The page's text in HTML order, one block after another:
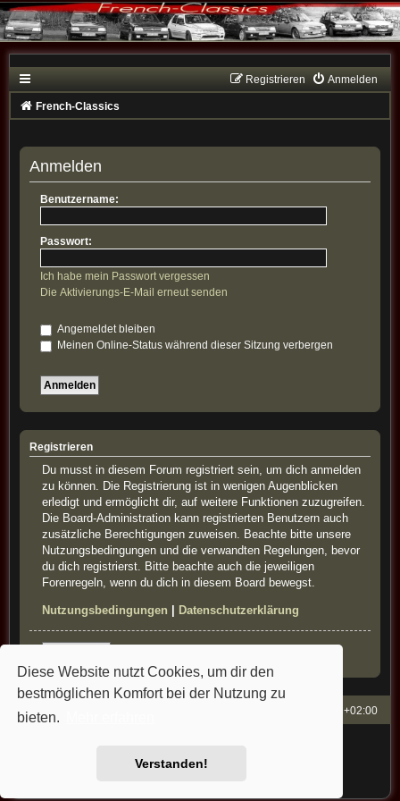
Diese Website nutzt Cookies, um dir den
bestmöglichen Komfort bei der Nutzung zu
bieten.
Verstanden!
Anmelden
Registrieren
French-Classics
Anmelden
Benutzername:
Passwort:
Ich habe mein Passwort vergessen
Die Aktivierungs-E-Mail erneut senden
Angemeldet bleiben
Meinen Online-Status während dieser Sitzung verbergen
Registrieren
Du musst in diesem Forum registriert sein, um dich anmelden
zu können. Die Registrierung ist in wenigen Augenblicken
erledigt und ermöglicht dir, auf weitere Funktionen zuzugreifen.
Die Board-Administration kann registrierten Benutzern auch
zusätzliche Berechtigungen zuweisen. Beachte bitte unsere
Nutzungsbedingungen und die verwandten Regelungen, bevor
du dich registrierst. Bitte beachte auch die jeweiligen
Forenregeln, wenn du dich in diesem Board bewegst.
Nutzungsbedingungen Datenschutzerklärung
French-Classics UTC+02:00
Deutsche Übersetzung durchphpBB.de